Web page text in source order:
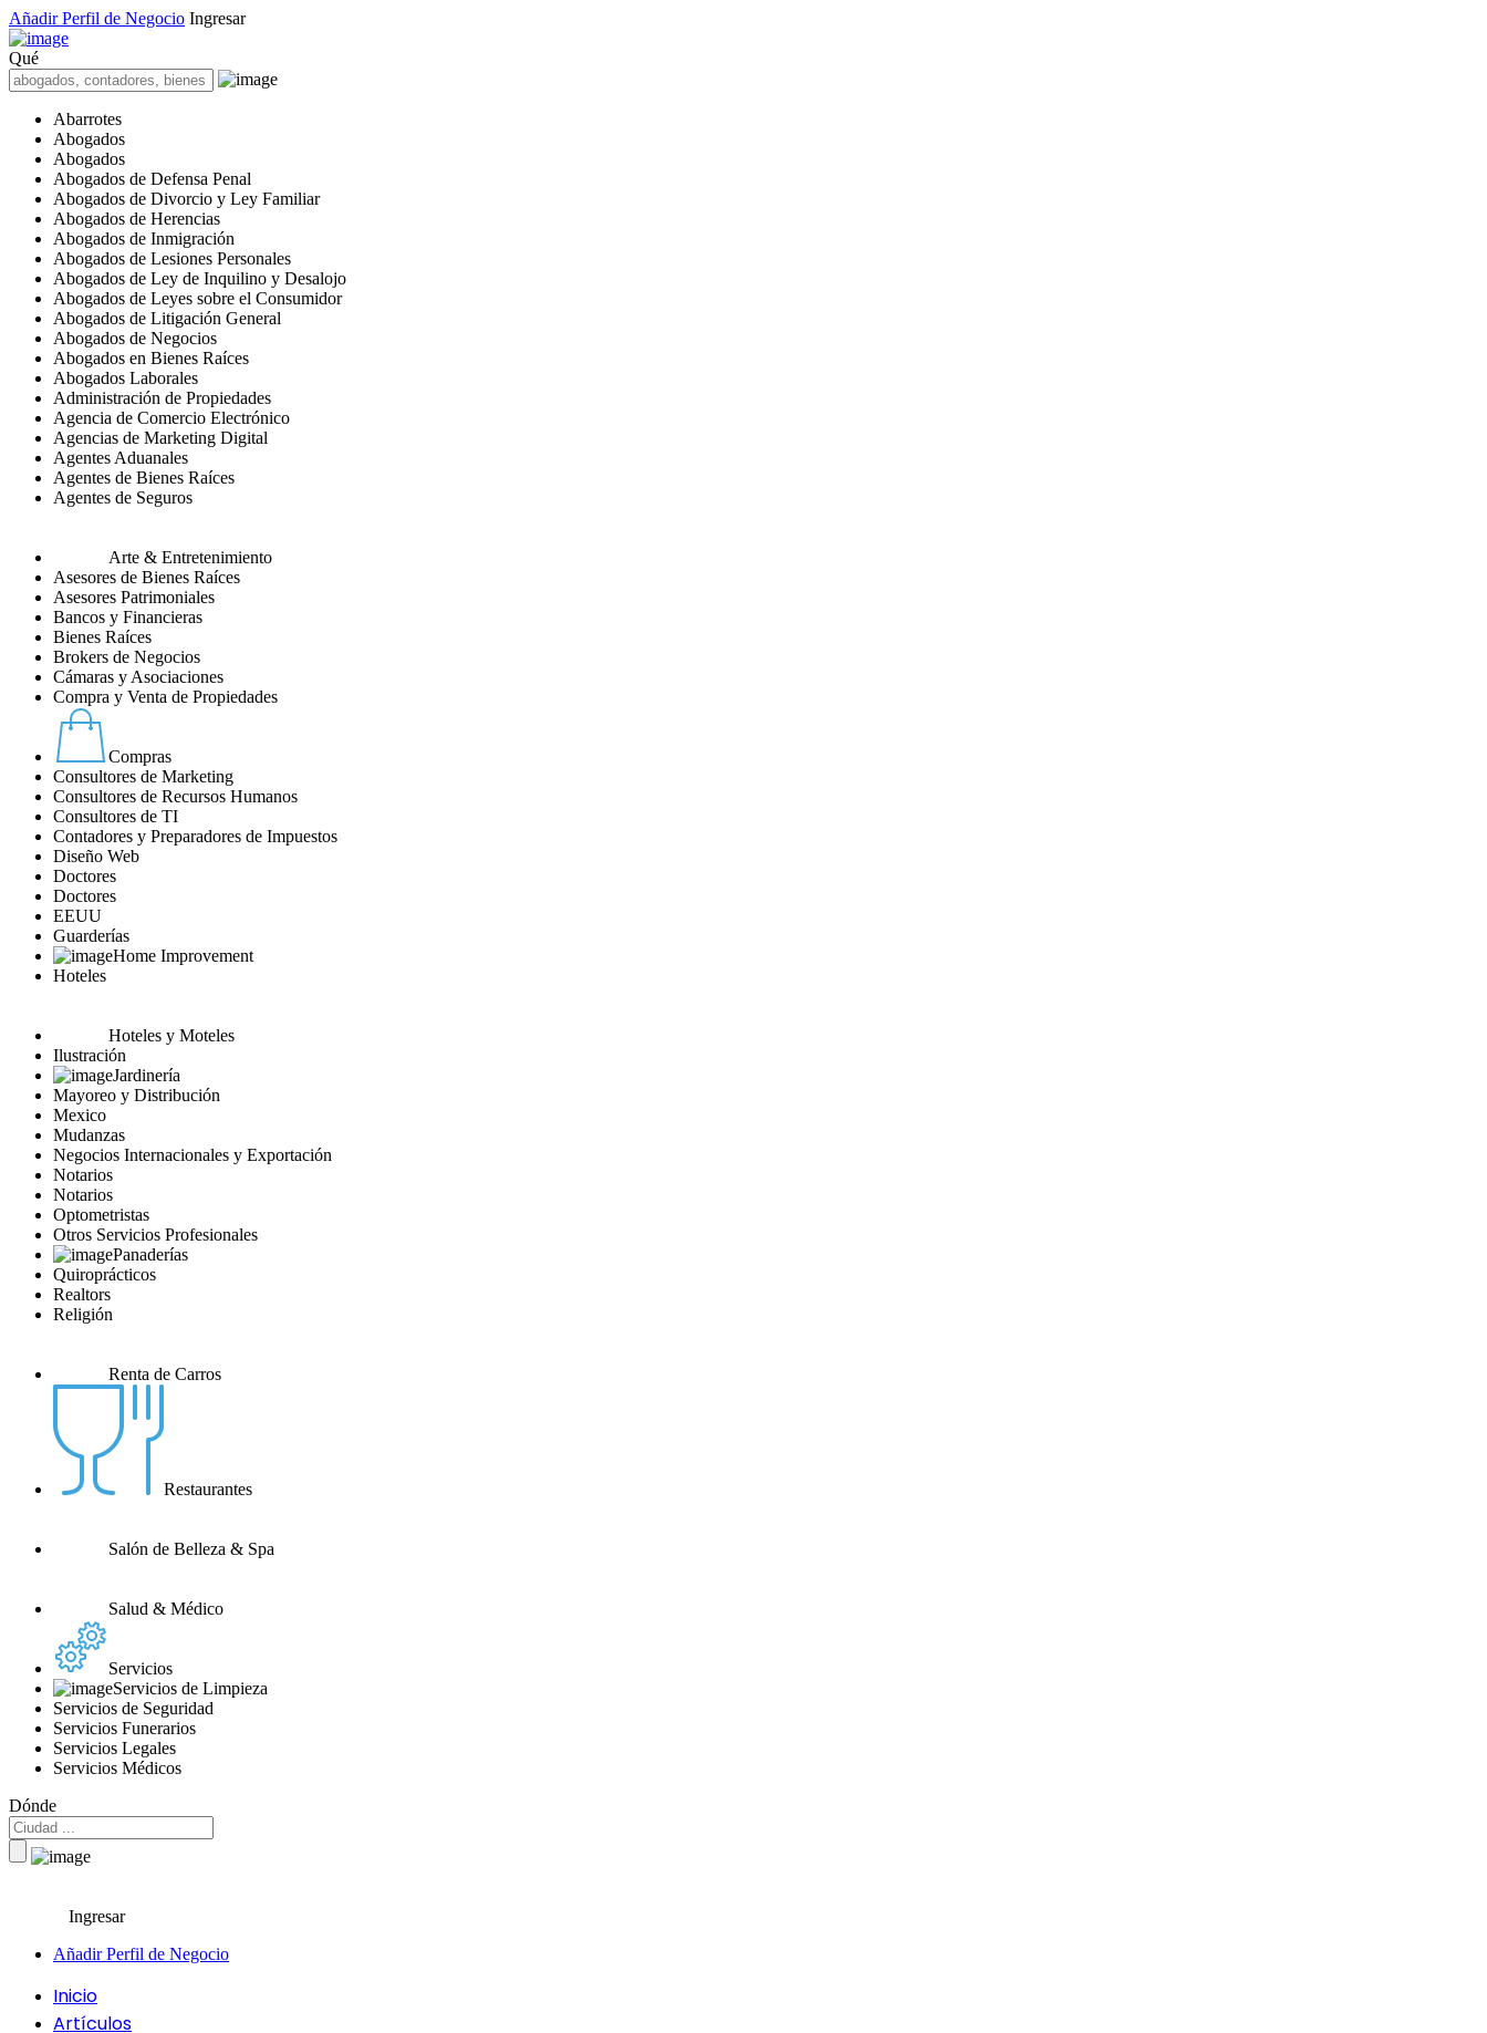
Añadir Perfil de Negocio Ingresar
Qué
Abarrotes
Abogados
Abogados
Abogados de Defensa Penal
Abogados de Divorcio y Ley Familiar
Abogados de Herencias
Abogados de Inmigración
Abogados de Lesiones Personales
Abogados de Ley de Inquilino y Desalojo
Abogados de Leyes sobre el Consumidor
Abogados de Litigación General
Abogados de Negocios
Abogados en Bienes Raíces
Abogados Laborales
Administración de Propiedades
Agencia de Comercio Electrónico
Agencias de Marketing Digital
Agentes Aduanales
Agentes de Bienes Raíces
Agentes de Seguros
Arte & Entretenimiento
Asesores de Bienes Raíces
Asesores Patrimoniales
Bancos y Financieras
Bienes Raíces
Brokers de Negocios
Cámaras y Asociaciones
Compra y Venta de Propiedades
Compras
Consultores de Marketing
Consultores de Recursos Humanos
Consultores de TI
Contadores y Preparadores de Impuestos
Diseño Web
Doctores
Doctores
EEUU
Guarderías
Home Improvement
Hoteles
Hoteles y Moteles
Ilustración
Jardinería
Mayoreo y Distribución
Mexico
Mudanzas
Negocios Internacionales y Exportación
Notarios
Notarios
Optometristas
Otros Servicios Profesionales
Panaderías
Quiroprácticos
Realtors
Religión
Renta de Carros
Restaurantes
Salón de Belleza & Spa
Salud & Médico
Servicios
Servicios de Limpieza
Servicios de Seguridad
Servicios Funerarios
Servicios Legales
Servicios Médicos
Dónde
Ingresar
Añadir Perfil de Negocio
Inicio
Artículos